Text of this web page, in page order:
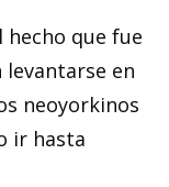
hecho que fue
en
neoyorkinos
ir hasta